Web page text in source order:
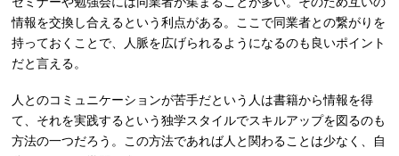
情報を交換し合えるという利点がある。ここで同業者との繋がりを
持っておくことで、人脈を広げられるようになるのも良いポイント
だと言える。
人とのコミュニケーションが苦手だという人は書籍から情報を得
て、それを実践するという独学スタイルでスキルアップを図るのも
方法の一つだろう。この方法であれば人と関わることは少なく、自